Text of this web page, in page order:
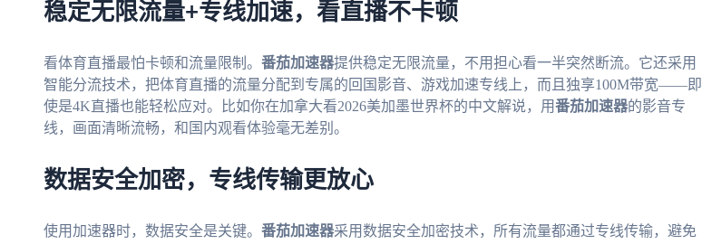
稳定无限流量+专线加速，看直播不卡顿
看体育直播最怕卡顿和流量限制。 番茄加速器提供稳定无限流量，不用担心看一半突然断流。它还采用
智能分流技术，把体育直播的流量分配到专属的回国影音、游戏加速专线上，而且独享100M带宽——即
使是4K直播也能轻松应对。比如你在加拿大看2026美加墨世界杯的中文解说，用番茄加速器的影音专
线，画面清晰流畅，和国内观看体验毫无差别。
数据安全加密，专线传输更放心
使用加速器时，数据安全是关键。 番茄加速器采用数据安全加密技术，所有流量都通过专线传输，避免